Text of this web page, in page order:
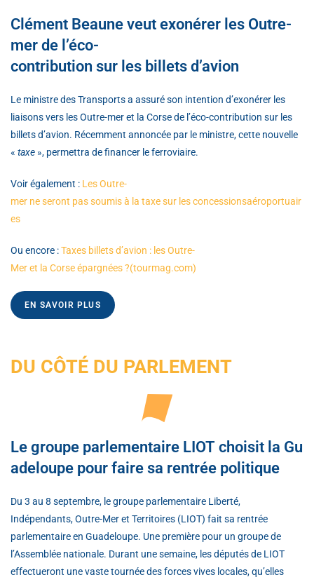
Clément Beaune veut exonérer les Outre-
mer de l’éco-
contribution sur les billets d’avion
Le ministre des Transports a assuré son intention d’exonérer les
liaisons vers les Outre-mer et la Corse de l’éco-contribution sur les
billets d’avion. Récemment annoncée par le ministre, cette nouvelle
« taxe », permettra de financer le ferroviaire.
Voir également : Les Outre-
mer ne seront pas soumis à la taxe sur les concessionsaéroportuair
es
Ou encore :Taxes billets d’avion : les Outre-
Mer et la Corse épargnées ?(tourmag.com)
EN SAVOIR PLUS
DU CÔTÉ DU PARLEMENT
Le groupe parlementaire LIOT choisit la Gu
adeloupe pour faire sa rentrée politique
Du 3 au 8 septembre, le groupe parlementaire Liberté,
Indépendants, Outre-Mer et Territoires (LIOT) fait sa rentrée
parlementaire en Guadeloupe. Une première pour un groupe de
l’Assemblée nationale. Durant une semaine, les députés de LIOT
effectueront une vaste tournée des forces vives locales, qu’elles